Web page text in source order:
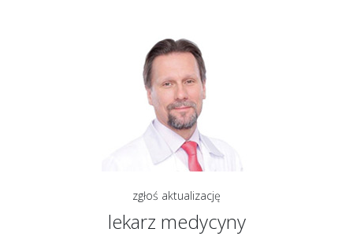
zgłoś aktualizację
lekarz medycyny